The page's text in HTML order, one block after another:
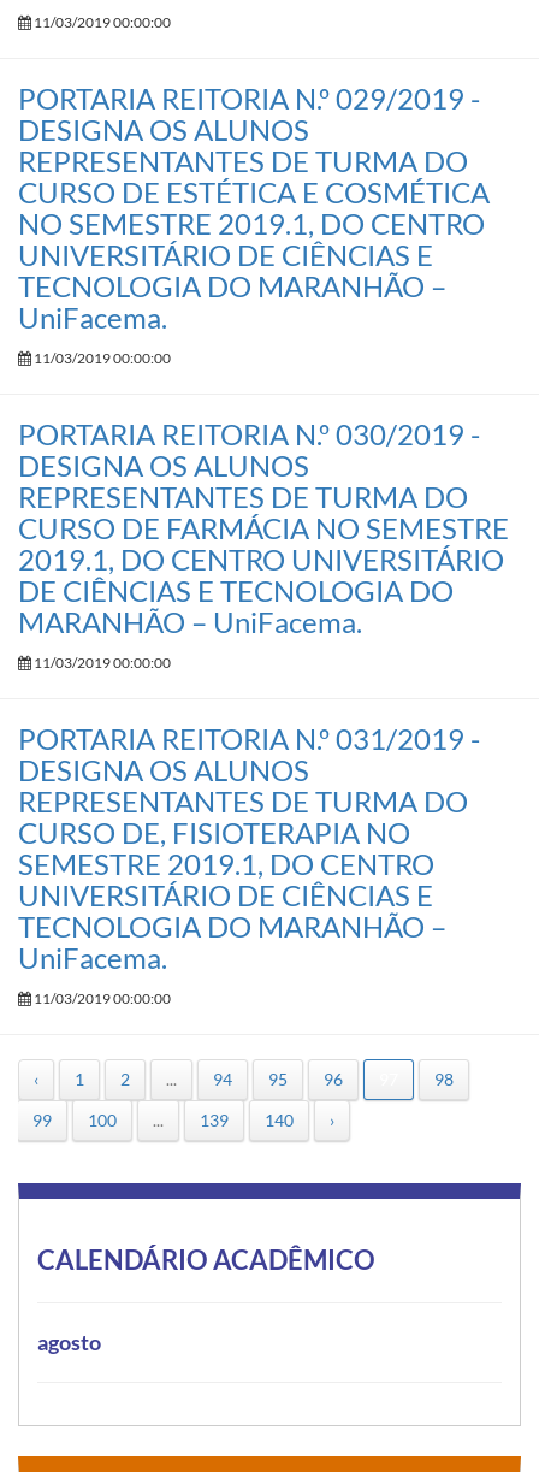
11/03/2019 00:00:00
PORTARIA REITORIA N.º 029/2019 -
DESIGNA OS ALUNOS
REPRESENTANTES DE TURMA DO
CURSO DE ESTÉTICA E COSMÉTICA
NO SEMESTRE 2019.1, DO CENTRO
UNIVERSITÁRIO DE CIÊNCIAS E
TECNOLOGIA DO MARANHÃO –
UniFacema.
11/03/2019 00:00:00
PORTARIA REITORIA N.º 030/2019 -
DESIGNA OS ALUNOS
REPRESENTANTES DE TURMA DO
CURSO DE FARMÁCIA NO SEMESTRE
2019.1, DO CENTRO UNIVERSITÁRIO
DE CIÊNCIAS E TECNOLOGIA DO
MARANHÃO – UniFacema.
11/03/2019 00:00:00
PORTARIA REITORIA N.º 031/2019 -
DESIGNA OS ALUNOS
REPRESENTANTES DE TURMA DO
CURSO DE, FISIOTERAPIA NO
SEMESTRE 2019.1, DO CENTRO
UNIVERSITÁRIO DE CIÊNCIAS E
TECNOLOGIA DO MARANHÃO –
UniFacema.
11/03/2019 00:00:00
‹ 1 2 ... 94 95 96
98
99
100 ... 139 140 ›
CALENDÁRIO ACADÊMICO
agosto